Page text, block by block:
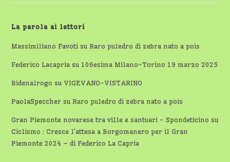
La parola ai lettori
Massimiliano Favoti suRaro puledro di zebra nato a pois
Federico Lacapria su 106esima Milano-Torino 19 marzo 2025
Bidenalrogo su VIGEVANO-VISTARINO
PaolaSpeccher suRaro puledro di zebra nato a pois
Gran Piemonte novarese tra ville e santuari - Spondeticino su
Ciclismo : Cresce l’attesa a Borgomanero per il Gran
Piemonte 2024 – di Federico La Capria